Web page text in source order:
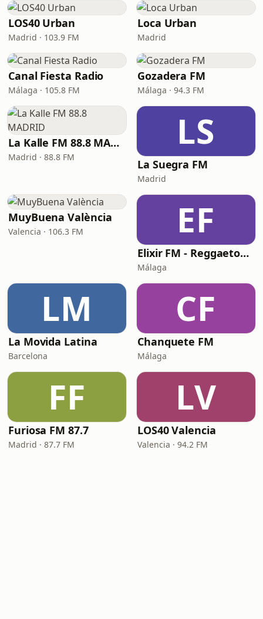
LOS40 Urban
Madrid · 103.9 FM
Loca Urban
Madrid
Canal Fiesta Radio
Málaga · 105.8 FM
Gozadera FM
Málaga · 94.3 FM
La Kalle FM 88.8 MADRID
Madrid · 88.8 FM
LS
La Suegra FM
Madrid
MuyBuena València
Valencia · 106.3 FM EF
Elixir FM - Reggaeton Party
Málaga
LM
La Movida Latina
Barcelona
CF
Chanquete FM
Málaga
FF
Furiosa FM 87.7
Madrid · 87.7 FM
LV
LOS40 Valencia
Valencia · 94.2 FM